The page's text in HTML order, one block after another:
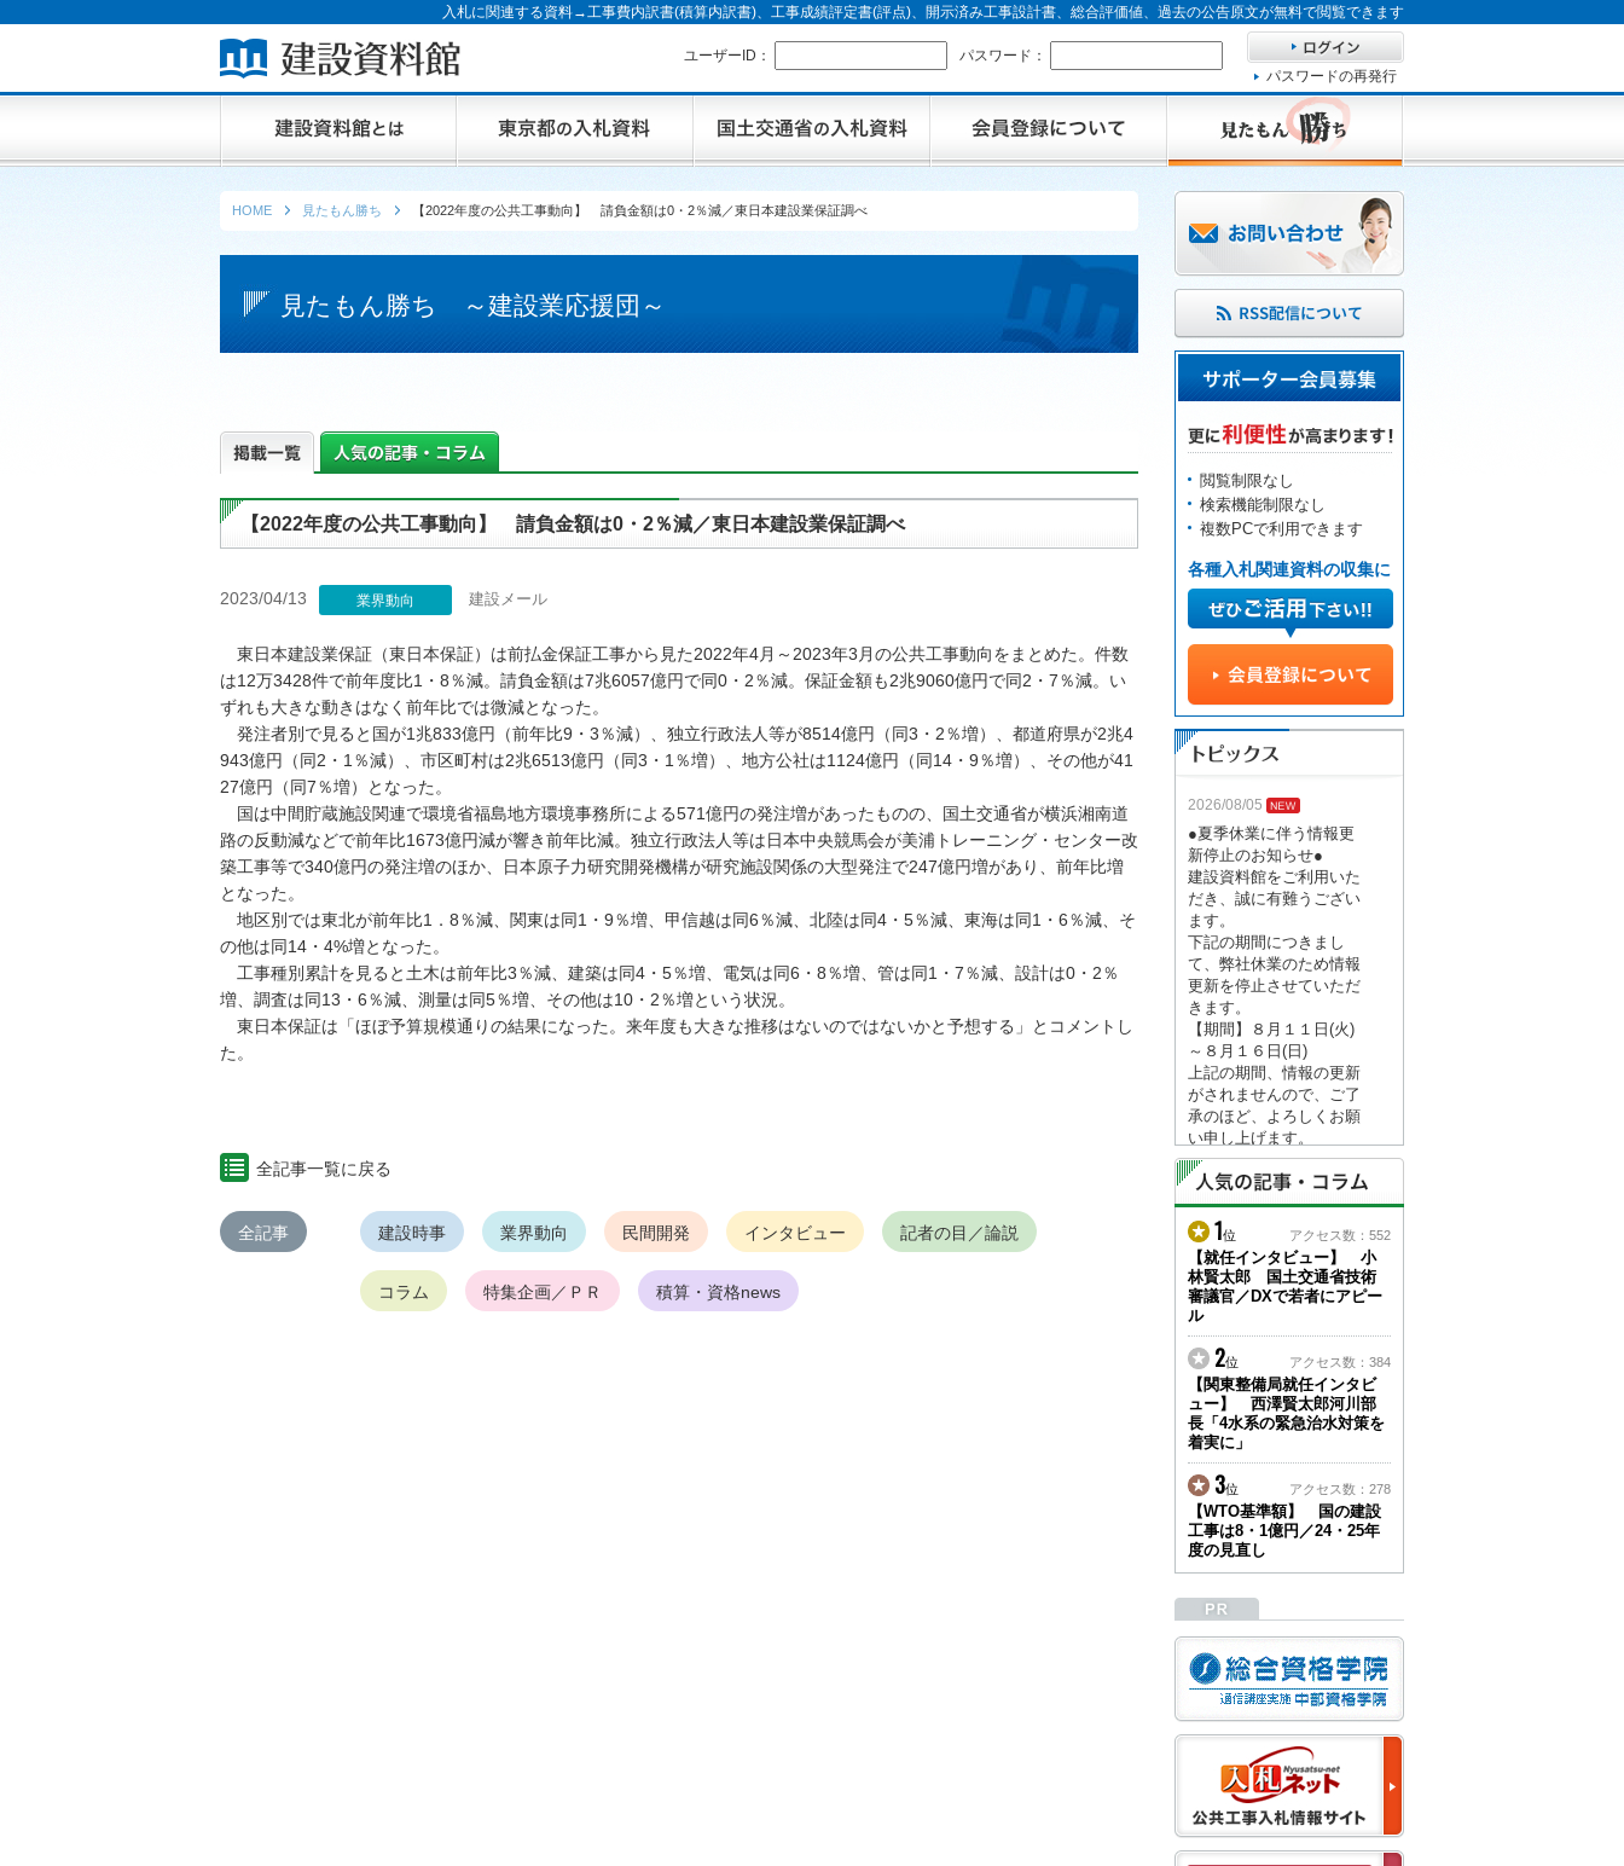
入札に関連する資料→工事費内訳書(積算内訳書)、工事成績評定書(評点)、開示済み工事設計書、総合評価値、過去の公告原文が無料で閲覧できます
ユーザーID：
パスワード：
パスワードの再発行
HOME 見たもん勝ち 【2022年度の公共工事動向】 請負金額は0・2％減／東日本建設業保証調べ
見たもん勝ち ～建設業応援団～
【2022年度の公共工事動向】 請負金額は0・2％減／東日本建設業保証調べ
2023/04/13 業界動向 建設メール
東日本建設業保証（東日本保証）は前払金保証工事から見た2022年4月～2023年3月の公共工事動向をまとめた。件数
は12万3428件で前年度比1・8％減。請負金額は7兆6057億円で同0・2％減。保証金額も2兆9060億円で同2・7％減。い
ずれも大きな動きはなく前年比では微減となった。
発注者別で見ると国が1兆833億円（前年比9・3％減）、独立行政法人等が8514億円（同3・2％増）、都道府県が2兆4
943億円（同2・1％減）、市区町村は2兆6513億円（同3・1％増）、地方公社は1124億円（同14・9％増）、その他が41
27億円（同7％増）となった。
国は中間貯蔵施設関連で環境省福島地方環境事務所による571億円の発注増があったものの、国土交通省が横浜湘南道
路の反動減などで前年比1673億円減が響き前年比減。独立行政法人等は日本中央競馬会が美浦トレーニング・センター改
築工事等で340億円の発注増のほか、日本原子力研究開発機構が研究施設関係の大型発注で247億円増があり、前年比増
となった。
地区別では東北が前年比1．8％減、関東は同1・9％増、甲信越は同6％減、北陸は同4・5％減、東海は同1・6％減、そ
の他は同14・4%増となった。
工事種別累計を見ると土木は前年比3％減、建築は同4・5％増、電気は同6・8％増、管は同1・7％減、設計は0・2％
増、調査は同13・6％減、測量は同5％増、その他は10・2％増という状況。
東日本保証は「ほぼ予算規模通りの結果になった。来年度も大きな推移はないのではないかと予想する」とコメントし
た。
全記事一覧に戻る
全記事 建設時事 業界動向 民間開発 インタビュー 記者の目／論説
コラム 特集企画／ＰＲ 積算・資格news
閲覧制限なし
検索機能制限なし
複数PCで利用できます
各種入札関連資料の収集に
2026/08/05
●夏季休業に伴う情報更
新停止のお知らせ●
建設資料館をご利用いた
だき、誠に有難うござい
ます。
下記の期間につきまし
て、弊社休業のため情報
更新を停止させていただ
きます。
【期間】８月１１日(火)
～８月１６日(日)
上記の期間、情報の更新
がされませんので、ご了
承のほど、よろしくお願
い申し上げます。
なお、情報は８月１７日
(月)より登録されます。
2026/04/23
●ゴールデンウィークに
伴う情報更新停止のお知
らせ(05/02～05/10)●
ユーザー各位
建設資料館をご利用いた
だき、誠に有難うござい
ます。
下記の期間につきまし
て、弊社休業のため情報
更新を停止させていただ
きます。
【期間】５月２日(土)～
５月１０日(日)
上記の期間、情報の更新
がされませんので、ご了
い申し上げます。
から通常通り運営いたし
ます。
2025/12/22
●年末年始に伴う情報更
新停止のお知らせ●
建設資料館をご利用いた
だき、誠に有難うござい
ます。
下記の期間につきまし
1位 アクセス数：552
【就任インタビュー】 小
林賢太郎 国土交通省技術
審議官／DXで若者にアピー
ル
2位 アクセス数：384
【関東整備局就任インタビ
ュー】 西澤賢太郎河川部
長「4水系の緊急治水対策を
着実に」
3位 アクセス数：278
【WTO基準額】 国の建設
工事は8・1億円／24・25年
度の見直し